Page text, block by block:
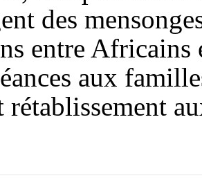
des
entre Africains
aux